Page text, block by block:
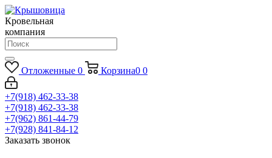
Кровельная
компания
Отложенные 0 Корзина0 0
+7(918) 462-33-38
+7(918) 462-33-38
+7(962) 861-44-79
+7(928) 841-84-12
Заказать звонок